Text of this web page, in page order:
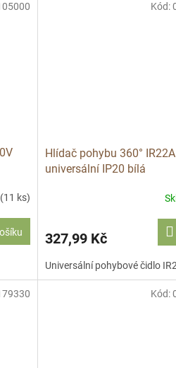
(11 ks)
Hlídač pohybu 360° IR22A
universální IP20 bílá
327,99 Kč
Universální pohybové čidlo
Kód:
Kód: